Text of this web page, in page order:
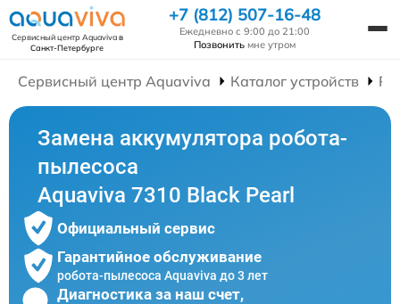
Сервисный центр Aquavivaв
Санкт-Петербурге
+7 (812) 507-16-48
Ежедневно с 9:00 до 21:00
Позвонить мне утром
Сервисный центр Aquaviva Каталог устройств
Замена аккумулятора робота-
пылесоса
Aquaviva 7310 Black Pearl
Официальный сервис
Гарантийное обслуживание
робота-пылесоса Aquaviva до 3 лет
Диагностика за наш счет,